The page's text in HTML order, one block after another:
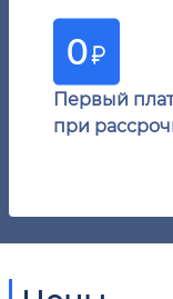
Первый
при